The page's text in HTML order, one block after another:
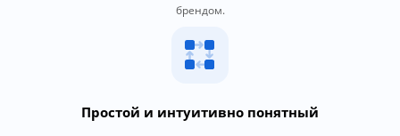
брендом.
Простой и интуитивно понятный